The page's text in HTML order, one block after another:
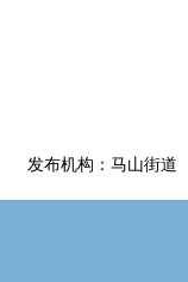
发布机构：马山街道